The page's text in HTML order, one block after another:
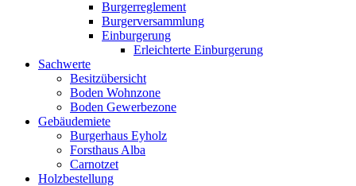
Burgerreglement
Burgerversammlung
Einburgerung
Erleichterte Einburgerung
Sachwerte
Besitzübersicht
Boden Wohnzone
Boden Gewerbezone
Gebäudemiete
Burgerhaus Eyholz
Forsthaus Alba
Carnotzet
Holzbestellung